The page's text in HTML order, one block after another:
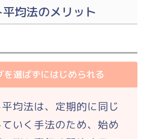
均法のメリット
を選ばずにはじめられる
均法は、定期的に同じ
いく手法のため、始め